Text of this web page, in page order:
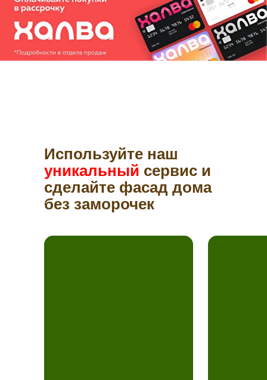
Используйте наш
уникальный сервис и
сделайте фасад дома
без заморочек